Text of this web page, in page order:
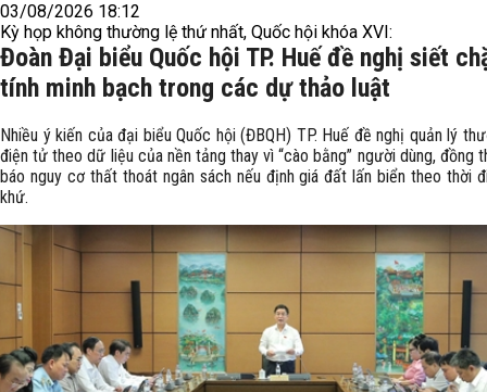
03/08/2026 18:12
Kỳ họp không thường lệ thứ nhất, Quốc hội khóa XVI:
Đoàn Đại biểu Quốc hội TP. Huế đề nghị siết
tính minh bạch trong các dự thảo luật
Nhiều ý kiến của đại biểu Quốc hội (ĐBQH) TP. Huế đề nghị quản lý
điện tử theo dữ liệu của nền tảng thay vì “cào bằng” người dùng, đồng
báo nguy cơ thất thoát ngân sách nếu định giá đất lấn biển theo thời
khứ.